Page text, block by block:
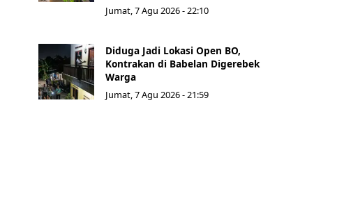
Jumat, 7 Agu 2026 - 22:10
Diduga Jadi Lokasi Open BO,
Kontrakan di Babelan Digerebek
Warga
Jumat, 7 Agu 2026 - 21:59